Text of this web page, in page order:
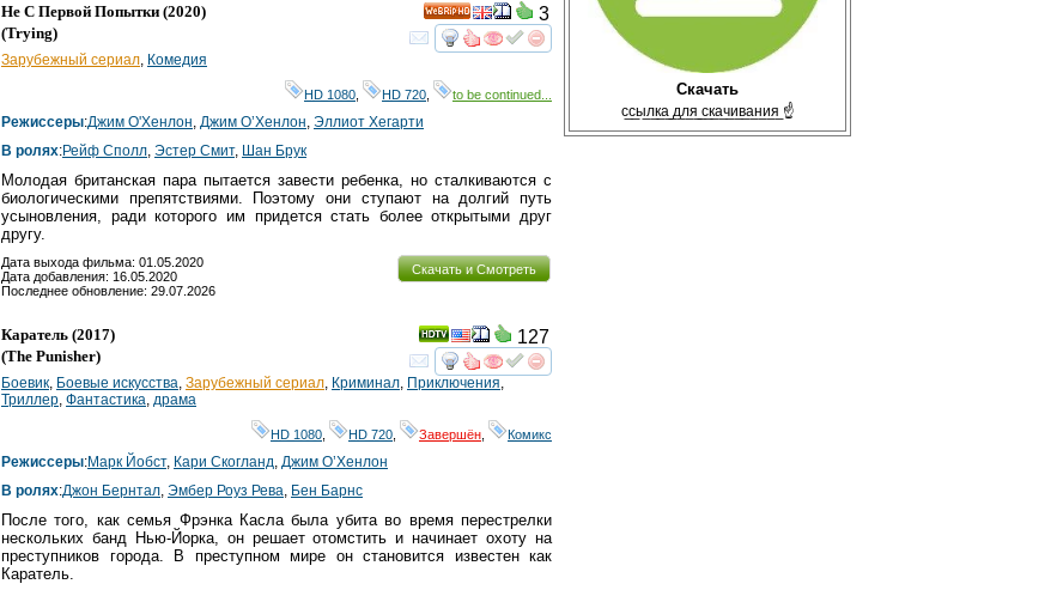
Скачать
с̲с̲ы̲л̲к̲а̲ ̲д̲л̲я̲ ̲с̲к̲а̲ч̲и̲в̲а̲н̲и̲я̲ ☝
смотретьинтересует
HD
3
Не С Первой Попытки (2020)
(Trying)
Зарубежный сериал Комедия
HD 1080 HD 720 to be continued...
Режиссеры:Джим О'Хенлон Джим О’Хенлон Эллиот Хегарти
В ролях:Рейф Сполл Эстер Смит, Шан Брук
Молодая британская пара пытается завести ребенка, но сталкиваются с
биологическими препятствиями. Поэтому они ступают на долгий путь
усыновления, ради которого им придется стать более открытыми друг
другу.
Скачать и Смотреть
Дата выхода фильма: 01.05.2020
Дата добавления: 16.05.2020
Последнее обновление: 29.07.2026
смотретьинтересует
127
Каратель (2017)
(The Punisher)
Боевик Боевые искусства Зарубежный сериал Криминал Приключения
Триллер Фантастика драма
HD 1080 HD 720 Завершён Комикс
Режиссеры:Марк Йобст, Кари Скогланд Джим О’Хенлон
В ролях:Джон Бернтал Эмбер Роуз Рева Бен Барнс
После того, как семья Фрэнка Касла была убита во время перестрелки
нескольких банд Нью-Йорка, он решает отомстить и начинает охоту на
преступников города. В преступном мире он становится известен как
Каратель.